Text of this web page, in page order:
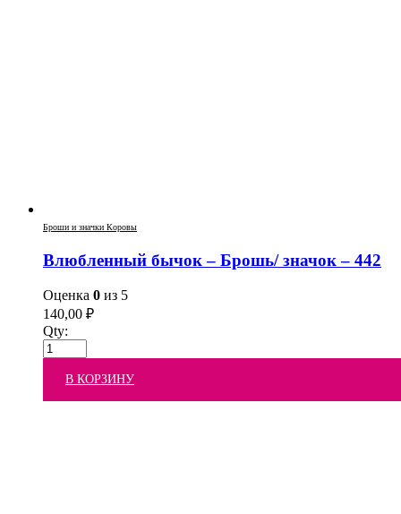
Броши и значки Коровы
Влюбленный бычок – Брошь/ значок – 442
Оценка 0 из 5
140,00 ₽
Qty:
В КОРЗИНУ